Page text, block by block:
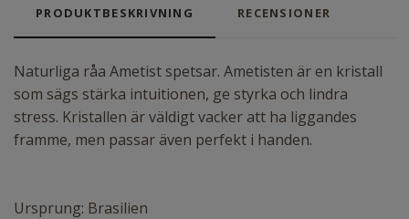
PRODUKTBESKRIVNING RECENSIONER
Naturliga råa Ametist spetsar. Ametisten är en kristall
som sägs stärka intuitionen, ge styrka och lindra
stress. Kristallen är väldigt vacker att ha liggandes
framme, men passar även perfekt i handen.
Ursprung: Brasilien